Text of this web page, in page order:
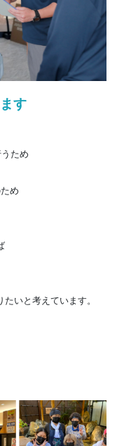
す
ため
め
いと考えています。